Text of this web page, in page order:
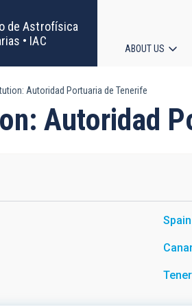
de Astrofísica
• IAC
ABOUT US
Autoridad Portuaria de Tenerife
Autoridad
Spain